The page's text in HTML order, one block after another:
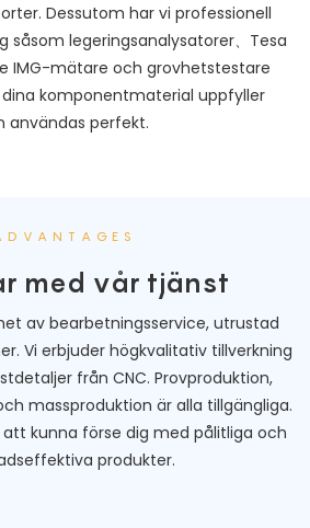
Dessutom har vi professionell
såsom legeringsanalysatorer、Tesa
IMG-mätare och grovhetstestare
komponentmaterial uppfyller
användas perfekt.
med vår tjänst
av bearbetningsservice, utrustad
Vi erbjuder högkvalitativ tillverkning
från CNC. Provproduktion,
massproduktion är alla tillgängliga.
kunna förse dig med pålitliga och
produkter.